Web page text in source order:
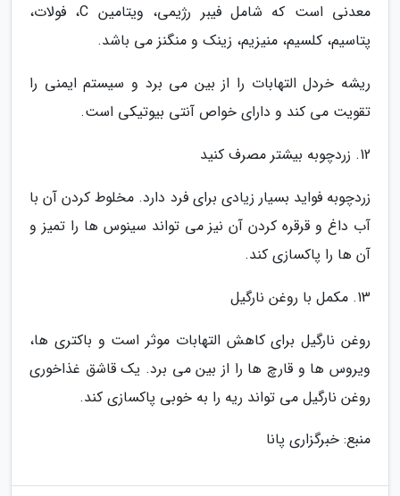
معدنی است که شامل فیبر رژیمی، ویتامین C، فولات،
پتاسیم، کلسیم، منیزیم، زینک و منگنز می باشد.
ریشه خردل التهابات را از بین می برد و سیستم ایمنی را
تقویت می کند و دارای خواص آنتی بیوتیکی است.
12. زردچوبه بیشتر مصرف کنید
زردچوبه فواید بسیار زیادی برای فرد دارد. مخلوط کردن آن با
آب داغ و قرقره کردن آن نیز می تواند سینوس ها را تمیز و
آن ها را پاکسازی کند.
13. مکمل با روغن نارگیل
روغن نارگیل برای کاهش التهابات موثر است و باکتری ها،
ویروس ها و قارچ ها را از بین می برد. یک قاشق غذاخوری
روغن نارگیل می تواند ریه را به خوبی پاکسازی کند.
منبع: خبرگزاری پانا